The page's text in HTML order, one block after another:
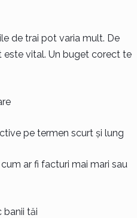
de trai pot varia mult. De
este vital. Un buget corect te
pe termen scurt și lung
ar fi facturi mai mari sau
banii tăi